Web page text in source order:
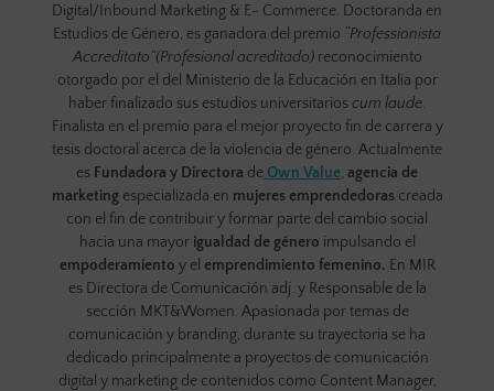
Digital/Inbound Marketing & E- Commerce. Doctoranda en
Estudios de Género, es ganadora del premio “Professionista
Accreditato”(Profesional acreditado)reconocimiento
otorgado por el del Ministerio de la Educación en Italia por
haber finalizado sus estudios universitarioscum laude.
Finalista en el premio para el mejor proyecto fin de carrera y
tesis doctoral acerca de la violencia de género. Actualmente
es Fundadora y Directora de Own Value, agencia de
marketingespecializada en mujeres emprendedoras creada
con el fin de contribuir y formar parte del cambio social
hacia una mayorigualdad de género impulsando el
empoderamiento y el emprendimiento femenino. En MIR
es Directora de Comunicación adj. y Responsable de la
sección MKT&Women. Apasionada por temas de
comunicación y branding, durante su trayectoria se ha
dedicado principalmente a proyectos de comunicación
digital y marketing de contenidos como Content Manager,